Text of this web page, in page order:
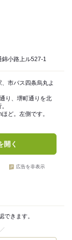
錦小路上ル527-1
市バス四条烏丸よ
り、堺町通りを北
ど。左側です。
開く
広告を非表示
できます。